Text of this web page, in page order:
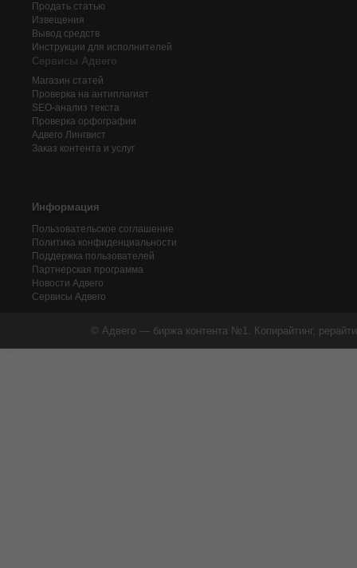
Продать статью
Извещения
Вывод средств
Инструкции для исполнителей
Сервисы Адвего
Магазин статей
Проверка на антиплагиат
SEO-анализ текста
Проверка орфографии
Адвего Лингвист
Заказ контента и услуг
Информация
Пользовательское соглашение
Политика конфиденциальности
Поддержка пользователей
Партнерская программа
Новости Адвего
Сервисы Адвего
© Адвего — биржа контента №1. Копирайтинг,